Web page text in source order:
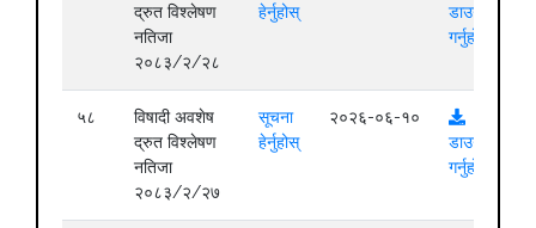
द्रुत विश्लेषण
नतिजा
२०८३/२/२८
हेर्नुहोस्
डाउनलोड
गर्नुहोस्
५८
विषादी अवशेष
द्रुत विश्लेषण
नतिजा
२०८३/२/२७
सूचना
हेर्नुहोस्
२०२६-०६-१०
डाउनलोड
गर्नुहोस्